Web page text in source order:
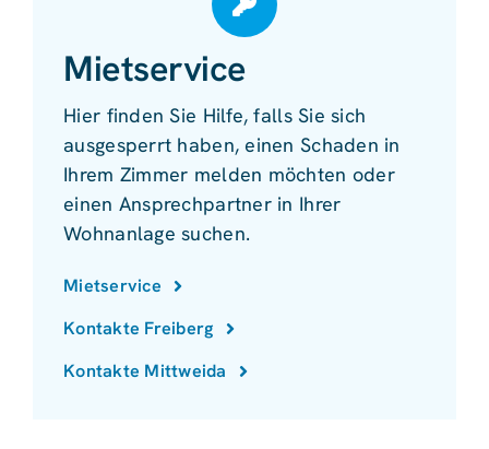
Mietservice
Hier finden Sie Hilfe, falls Sie sich
ausgesperrt haben, einen Schaden in
Ihrem Zimmer melden möchten oder
einen Ansprechpartner in Ihrer
Wohnanlage suchen.
Mietservice
Kontakte Freiberg
Kontakte Mittweida